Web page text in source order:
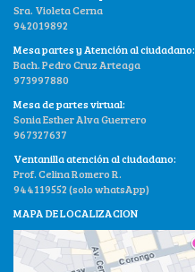
Sra. Violeta Cerna
942019892
Mesa partes y Atención al ciudadano:
Bach. Pedro Cruz Arteaga
973997880
Mesa de partes virtual:
Sonia Esther Alva Guerrero
967327637
Ventanilla atención al ciudadano:
Prof. Celina Romero R.
944119552 (solo whatsApp)
MAPA DE LOCALIZACION